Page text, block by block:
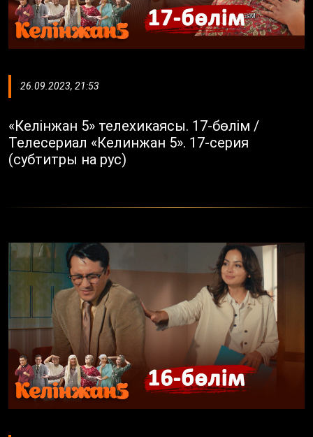
26.09.2023, 21:53
«Келінжан 5» телехикаясы. 17-бөлім /
Телесериал «Келинжан 5». 17-серия
(субтитры на рус)